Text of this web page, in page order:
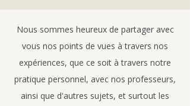
Nous sommes heureux de partager avec
vous nos points de vues à travers nos
expériences, que ce soit à travers notre
pratique personnel, avec nos professeurs,
ainsi que d'autres sujets, et surtout les